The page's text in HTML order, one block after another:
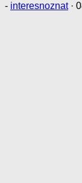
- interesnoznat ·